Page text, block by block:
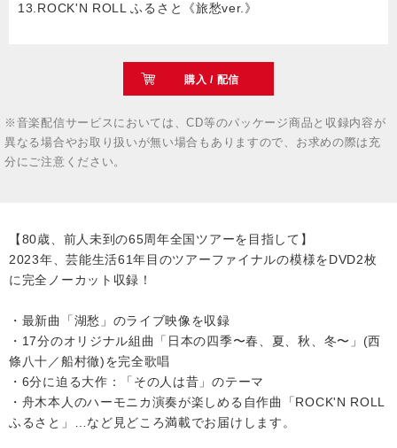
13.ROCK'N ROLL ふるさと《旅愁ver.》
購入 / 配信
※音楽配信サービスにおいては、CD等のパッケージ商品と収録内容が
異なる場合やお取り扱いが無い場合もありますので、お求めの際は充
分にご注意ください。
【80歳、前人未到の65周年全国ツアーを目指して】
2023年、芸能生活61年目のツアーファイナルの模様をDVD2枚
に完全ノーカット収録！
・最新曲「湖愁」のライブ映像を収録
・17分のオリジナル組曲「日本の四季〜春、夏、秋、冬〜」(西
條八十／船村徹)を完全歌唱
・6分に迫る大作：「その人は昔」のテーマ
・舟木本人のハーモニカ演奏が楽しめる自作曲「ROCK'N ROLL
ふるさと」…など見どころ満載でお届けします。